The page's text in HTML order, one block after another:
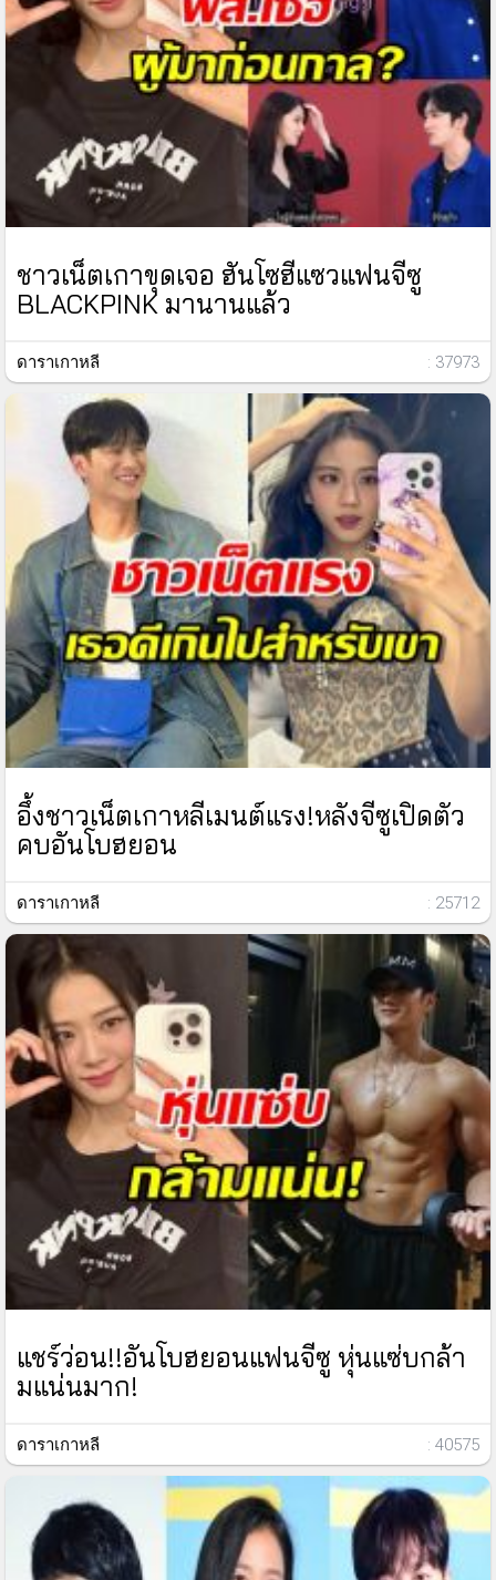
ชาวเน็ตเกาขุดเจอ ฮันโซฮีแซวแฟนจีซู
BLACKPINK มานานแล้ว
ดาราเกาหลี : 37973
อึ้งชาวเน็ตเกาหลีเมนต์แรง!หลังจีซูเปิดตัว
คบอันโบฮยอน
ดาราเกาหลี : 25712
แชร์ว่อน!!อันโบฮยอนแฟนจีซู หุ่นแซ่บกล้า
มแน่นมาก!
ดาราเกาหลี : 40575